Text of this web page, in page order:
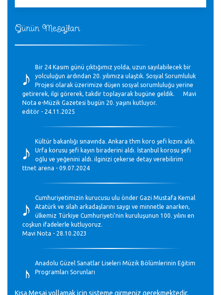
Günün Mesajları
♪
Bir 24 Kasım günü çıktığımız yolda, uzun sayılabilecek bir
yolculuğun ardından 20. yılımıza ulaştık. Sosyal Sorumluluk
Projesi olarak üzerimize düşen sosyal sorumluluğu yerine
getirerek, ilgi görerek, takdir toplayarak bugüne geldik. Mavi
Nota e-Müzik Gazetesi bugün 20. yaşını kutluyor.
editör - 24.11.2025
♪
Kültür bakanlığı sınavında. Ankara thm koro şefi kızını aldı.
Urfa korusu şefi kayın biraderini aldı. İstanbul korosu şefi
oğlu ve yeğenini aldı. ilginizi çekerse detay verebilirim
ttnet arena - 09.07.2024
♪
Cumhuriyetimizin kurucusu ulu önder Gazi Mustafa Kemal
Atatürk ve silah arkadaşlarını saygı ve minnetle anarken,
ülkemiz Türkiye Cumhuriyeti’nin kuruluşunun 100. yılını en
coşkun ifadelerle kutluyoruz.
Mavi Nota - 28.10.2023
♪
Anadolu Güzel Sanatlar Liseleri Müzik Bölümlerinin Eğitim
Programları Sorunları
Kısa Mesaj yollamak için sisteme girmeniz gerekmektedir.